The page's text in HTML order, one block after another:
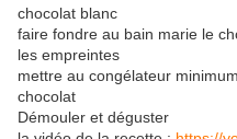
chocolat blanc
faire fondre au bain marie le
les empreintes
mettre au congélateur
chocolat
Démouler et déguster